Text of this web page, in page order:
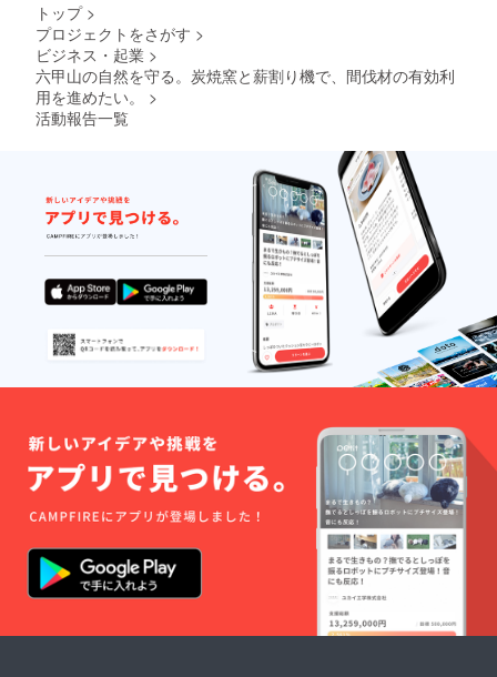
トップ >
プロジェクトをさがす >
ビジネス・起業 >
六甲山の自然を守る。炭焼窯と薪割り機で、間伐材の有効利
用を進めたい。
>
活動報告一覧